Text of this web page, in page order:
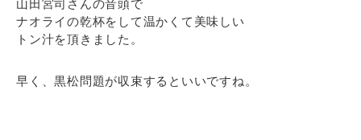
山田宮司さんの音頭で
ナオライの乾杯をして温かくて美味しい
トン汁を頂きました。
早く、黒松問題が収束するといいですね。